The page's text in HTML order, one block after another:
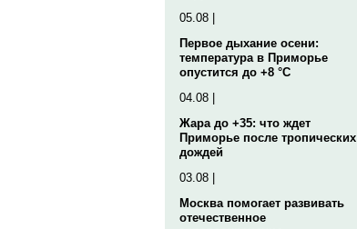
05.08 |
Первое дыхание осени:
температура в Приморье
опустится до +8 °C
04.08 |
Жара до +35: что ждет
Приморье после тропических
дождей
03.08 |
Москва помогает развивать
отечественное